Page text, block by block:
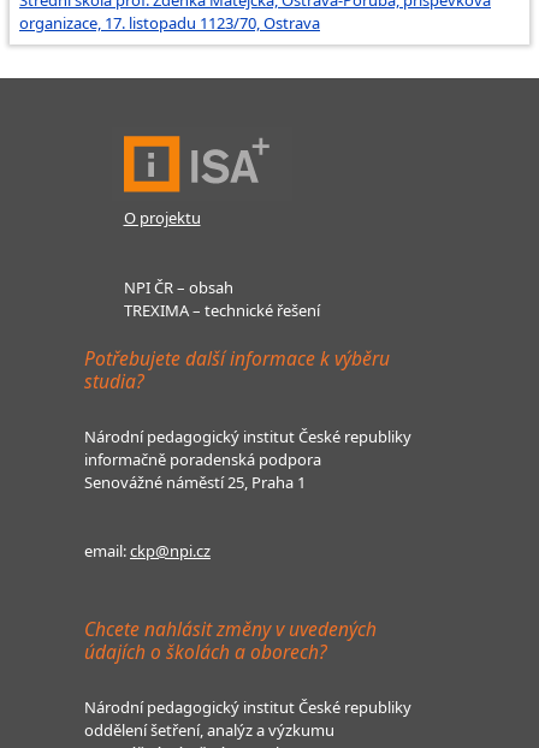
organizace, 17. listopadu 1123/70, Ostrava
O projektu
NPI ČR – obsah
TREXIMA – technické řešení
Potřebujete další informace k výběru
studia?
Národní pedagogický institut České republiky
informačně poradenská podpora
Senovážné náměstí 25, Praha 1
email:ckp@npi.cz
Chcete nahlásit změny v uvedených
údajích o školách a oborech?
Národní pedagogický institut České republiky
oddělení šetření, analýz a výzkumu